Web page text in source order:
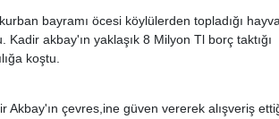
bayramı öcesi köylülerden topladığı
akbay'ın yaklaşık 8 Milyon Tl borç taktığı
koştu.
Akbay'ın çevres,ine güven vererek alışveriş